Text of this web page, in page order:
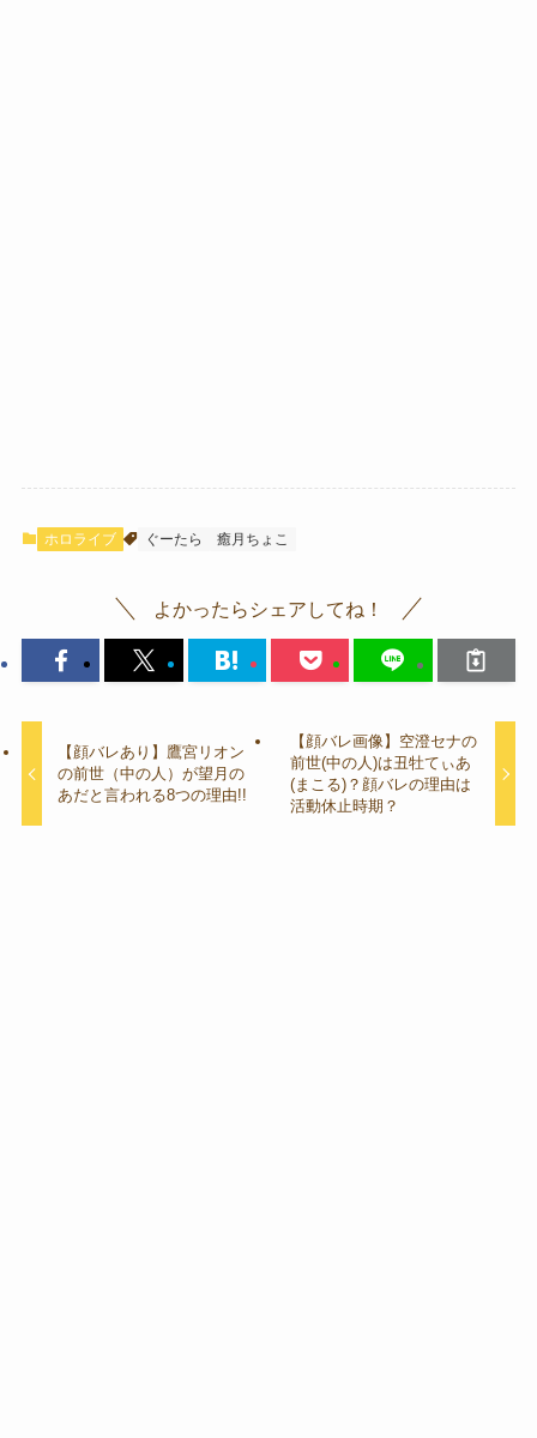
ホロライブ ぐーたら 癒月ちょこ
よかったらシェアしてね！
【顔バレあり】鷹宮リオン
の前世（中の人）が望月の
あだと言われる8つの理由!!
【顔バレ画像】空澄セナの
前世(中の人)は丑牡てぃあ
(まこる)？顔バレの理由は
活動休止時期？